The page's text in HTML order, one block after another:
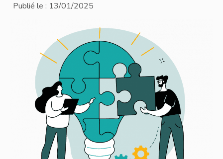
Publié le : 13/01/2025